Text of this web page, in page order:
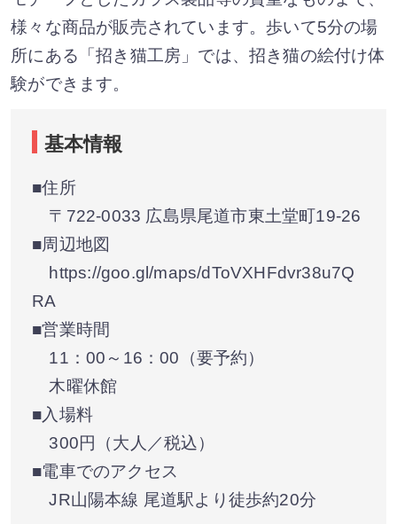
様々な商品が販売されています。歩いて5分の場
所にある「招き猫工房」では、招き猫の絵付け体
験ができます。
基本情報
■住所
〒722-0033 広島県尾道市東土堂町19-26
■周辺地図
https://goo.gl/maps/dToVXHFdvr38u7Q
RA
■営業時間
11：00～16：00（要予約）
木曜休館
■入場料
300円（大人／税込）
■電車でのアクセス
JR山陽本線 尾道駅より徒歩約20分